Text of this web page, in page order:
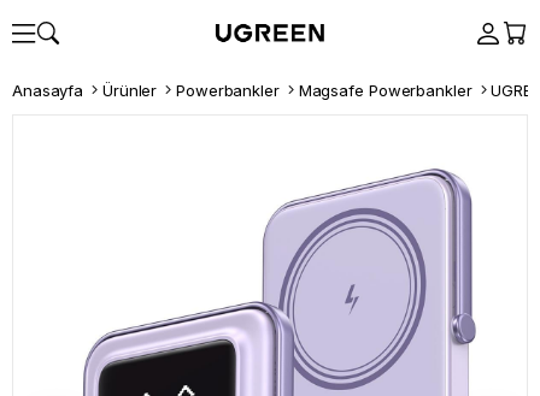
Anasayfa Ürünler Powerbankler Magsafe Powerbankler